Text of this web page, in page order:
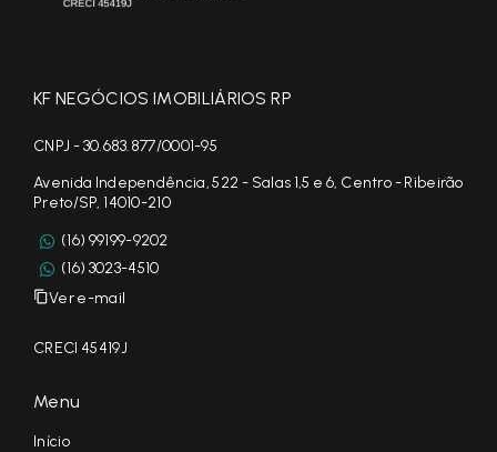
KF NEGÓCIOS IMOBILIÁRIOS RP
CNPJ - 30.683.877/0001-95
Avenida Independência, 522 - Salas 1,5 e 6, Centro - Ribeirão
Preto/SP, 14010-210
(16) 99199-9202
(16) 3023-4510
Ver e-mail
CRECI 45419J
Menu
Início